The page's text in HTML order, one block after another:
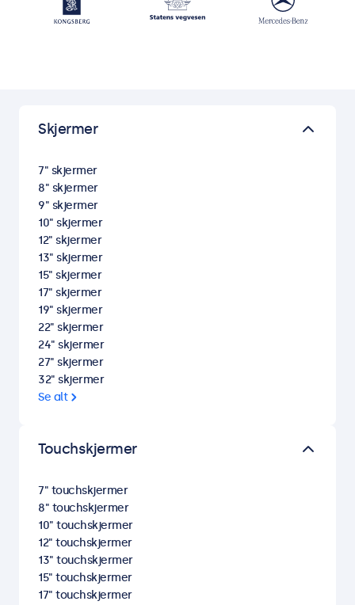
Skjermer
7" skjermer
8" skjermer
9" skjermer
10" skjermer
12" skjermer
13" skjermer
15" skjermer
17" skjermer
19" skjermer
22" skjermer
24" skjermer
27" skjermer
32" skjermer
Se alt
Touchskjermer
7" touchskjermer
8" touchskjermer
10" touchskjermer
12" touchskjermer
13" touchskjermer
15" touchskjermer
17" touchskjermer